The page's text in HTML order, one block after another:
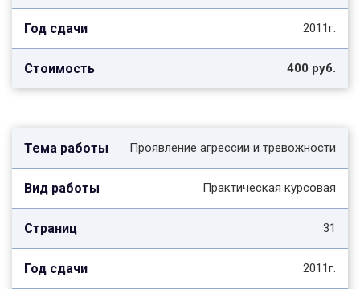
2011г.
400 руб.
Проявление агрессии и тревожности
Практическая курсовая
31
2011г.